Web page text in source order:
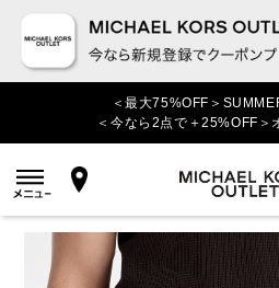
＜最大75%OFF＞
＜今なら2点で＋25%OFF＞